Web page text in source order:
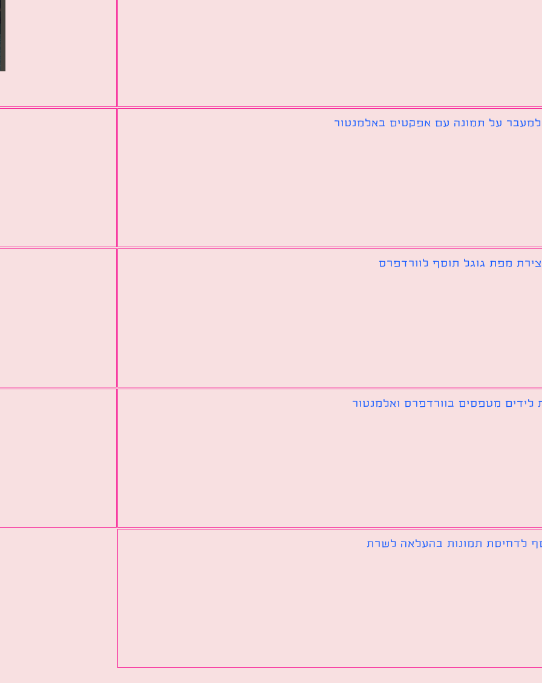
למעבר על תמונה עם אפקטים באלמנטור
מפת גוגל תוסף לוורדפרס
לידים מטפסים בוורדפרס ואלמנטור
לדחיסת תמונות בהעלאה לשרת